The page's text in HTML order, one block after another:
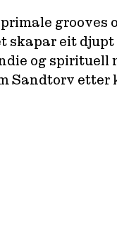
eit
og spirituell
Sandtorv